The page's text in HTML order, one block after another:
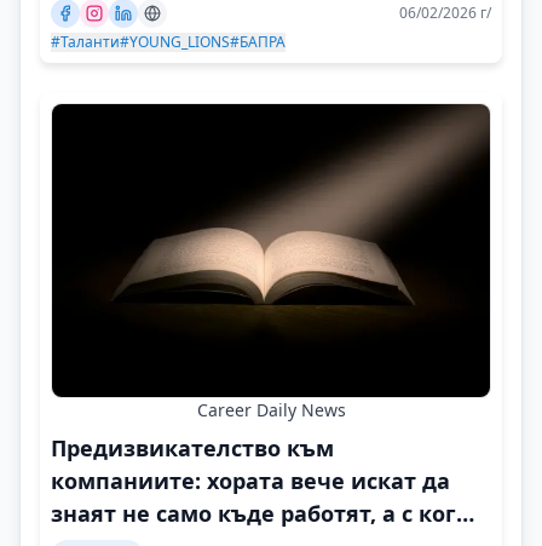
06/02/2026 г/
#Таланти#YOUNG_LIONS#БАПРА
Career Daily News
Предизвикателство към
компаниите: хората вече искат да
знаят не само къде работят, а с кого